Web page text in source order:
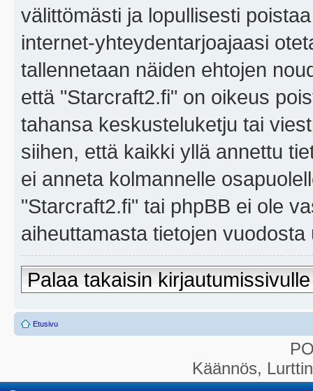
välittömästi ja lopullisesti
internet-yhteydentarjoajaasi
tallennetaan näiden ehtojen
että "Starcraft2.fi" on oikeus
tahansa keskusteluketju tai
siihen, että kaikki yllä annettu
ei anneta kolmannelle
"Starcraft2.fi" tai phpBB ei ole
aiheuttamasta tietojen
Palaa takaisin kirjautumissivulle
Etusivu
Käännös,